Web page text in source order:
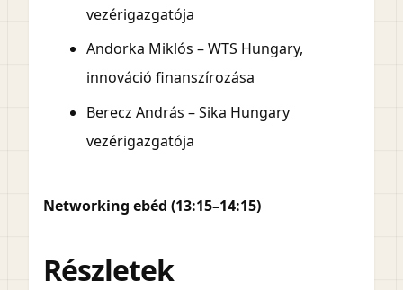
vezérigazgatója
Andorka Miklós – WTS Hungary,
innováció finanszírozása
Berecz András – Sika Hungary
vezérigazgatója
Networking ebéd (13:15–14:15)
Részletek